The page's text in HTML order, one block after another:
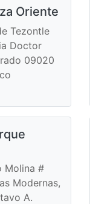
Oriente
Tezontle
Doctor
09020
Molina #
Modernas,
A.